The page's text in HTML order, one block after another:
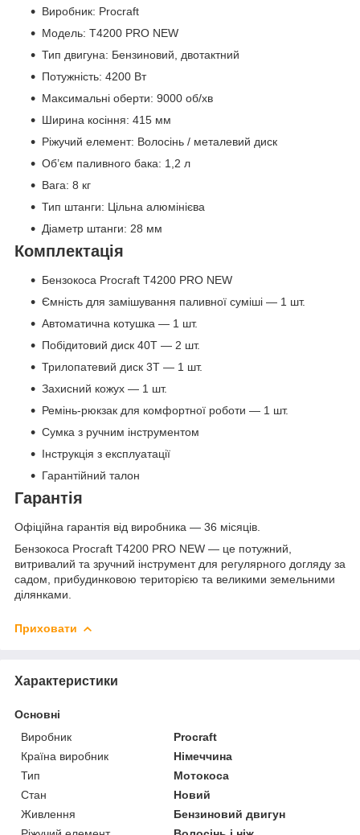
Виробник: Procraft
Модель: T4200 PRO NEW
Тип двигуна: Бензиновий, двотактний
Потужність: 4200 Вт
Максимальні оберти: 9000 об/хв
Ширина косіння: 415 мм
Ріжучий елемент: Волосінь / металевий диск
Об’єм паливного бака: 1,2 л
Вага: 8 кг
Тип штанги: Цільна алюмінієва
Діаметр штанги: 28 мм
Комплектація
Бензокоса Procraft T4200 PRO NEW
Ємність для замішування паливної суміші — 1 шт.
Автоматична котушка — 1 шт.
Побідитовий диск 40Т — 2 шт.
Трилопатевий диск 3Т — 1 шт.
Захисний кожух — 1 шт.
Ремінь-рюкзак для комфортної роботи — 1 шт.
Сумка з ручним інструментом
Інструкція з експлуатації
Гарантійний талон
Гарантія
Офіційна гарантія від виробника — 36 місяців.
Бензокоса Procraft T4200 PRO NEW — це потужний,
витривалий та зручний інструмент для регулярного догляду за
садом, прибудинковою територією та великими земельними
ділянками.
Приховати
Характеристики
Основні
Виробник
Procraft
Країна виробник
Німеччина
Тип
Мотокоса
Стан
Новий
Живлення
Бензиновий двигун